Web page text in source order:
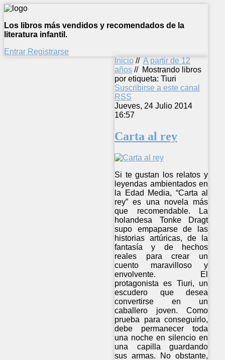
Los libros más vendidos y recomendados de la
literatura infantil.
Entrar Registrarse
Inicio // A partir de 12
años // Mostrando libros
por etiqueta: Tiuri
Suscribirse a este canal
RSS
Jueves, 24 Julio 2014
16:57
Carta al rey
Si te gustan los relatos y
leyendas ambientados en
la Edad Media, “Carta al
rey” es una novela más
que recomendable. La
holandesa Tonke Dragt
supo empaparse de las
historias artúricas, de la
fantasía y de hechos
reales para crear un
cuento maravilloso y
envolvente. El
protagonista es Tiuri, un
escudero que desea
convertirse en un
caballero joven. Como
prueba para conseguirlo,
debe permanecer toda
una noche en silencio en
una capilla guardando
sus armas. No obstante,